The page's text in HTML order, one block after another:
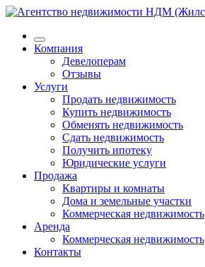
Компания
Девелоперам
Отзывы
Услуги
Продать недвижимость
Купить недвижимость
Обменять недвижимость
Сдать недвижимость
Получить ипотеку
Юридические услуги
Продажа
Квартиры и комнаты
Дома и земельные участки
Коммерческая недвижимость
Аренда
Коммерческая недвижимость
Контакты